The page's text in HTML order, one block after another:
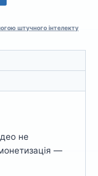
штучного інтелекту
не
—